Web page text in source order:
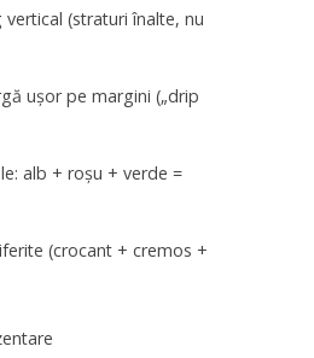
(straturi înalte, nu
ușor pe margini („drip
alb + roșu + verde =
(crocant + cremos +